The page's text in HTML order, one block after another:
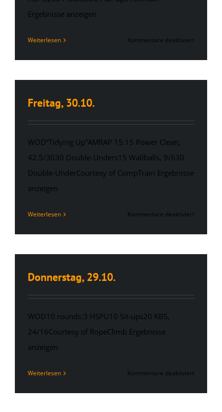
Ergebnisse anzeigen
Weiterlesen Kommentare deaktiviertfür
Freitag, 30.10.
WOD“Tidying Up”AMRAP 15:15 Power Clean,
42.5/3030 Double-Unders15 Wallballs, 9/630
Double-UnderCourtesy of CompTrain Ergebnisse
anzeigen
Weiterlesen Kommentare deaktiviertfür
Donnerstag, 29.10.
WOD10 rounds:3 HSPU10 Sit-ups20 KBS,
24/16Courtesy of RopeClimb Ergebnisse
anzeigen
Weiterlesen Kommentare deaktiviertfür